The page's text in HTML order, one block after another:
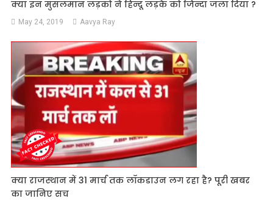
क्या इन मुसलमान लड़कों ने हिन्दू लड़के को जिन्दा जला दिया ?
May 24, 2019 Aavya Ray
क्या राजस्थान में 31 मार्च तक लॉकडाउन लग रहा है? पूरी खबर
का जानिए सच